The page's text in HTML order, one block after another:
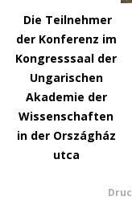
Die Teilnehmer
der Konferenz im
Kongresssaal der
Ungarischen
Akademie der
Wissenschaften
in der Országház
utca